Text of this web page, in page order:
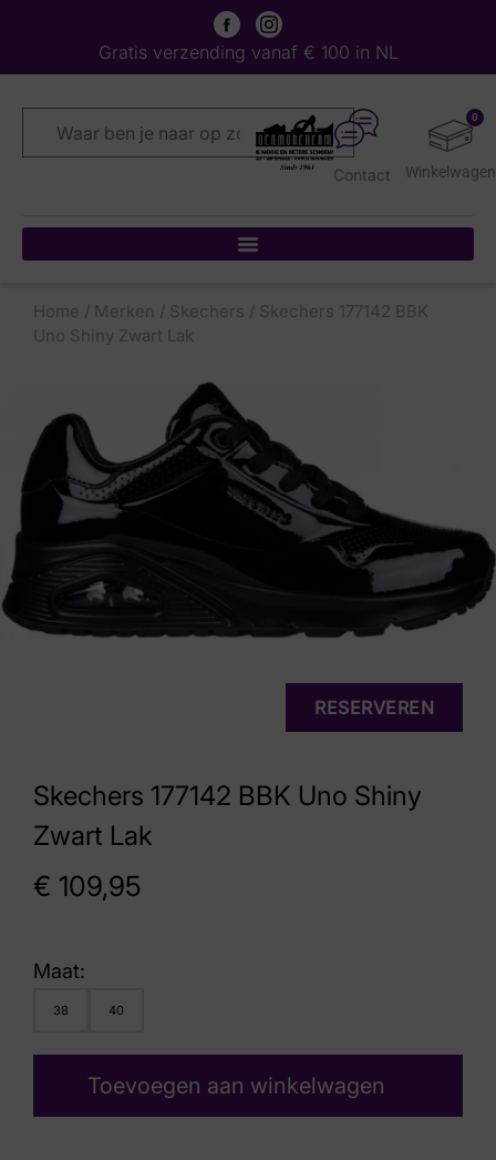
Gratis verzending vanaf € 100 in NL
0
Contact
Home / Merken / Skechers / Skechers 177142 BBK
Uno Shiny Zwart Lak
Skechers 177142 BBK Uno Shiny
Zwart Lak
€ 109,95
RESERVEREN
Maat:
38 40
Toevoegen aan winkelwagen